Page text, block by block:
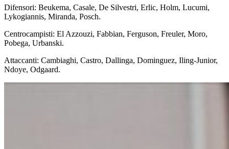
Difensori: Beukema, Casale, De Silvestri, Erlic, Holm, Lucumi,
Lykogiannis, Miranda, Posch.
Centrocampisti: El Azzouzi, Fabbian, Ferguson, Freuler, Moro,
Pobega, Urbanski.
Attaccanti: Cambiaghi, Castro, Dallinga, Dominguez, Iling-Junior,
Ndoye, Odgaard.